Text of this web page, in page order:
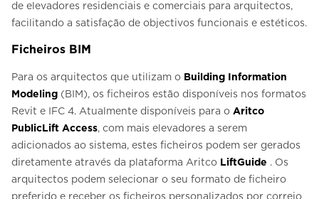
de elevadores residenciais e comerciais para arquitectos,
facilitando a satisfação de objectivos funcionais e estéticos.
Ficheiros BIM
Para os arquitectos que utilizam o Building Information
Modeling (BIM), os ficheiros estão disponíveis nos formatos
Revit e IFC 4. Atualmente disponíveis para o Aritco
PublicLift Access, com mais elevadores a serem
adicionados ao sistema, estes ficheiros podem ser gerados
diretamente através da plataforma Aritco LiftGuide . Os
arquitectos podem selecionar o seu formato de ficheiro
preferido e receber os ficheiros personalizados por correio